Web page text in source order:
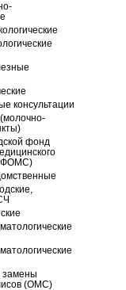
консультации
фонд
замены
(ОМС)